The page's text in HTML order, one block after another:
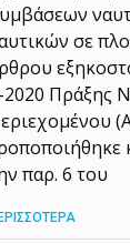
σε
2020 Πράξης
παρ. 6 του